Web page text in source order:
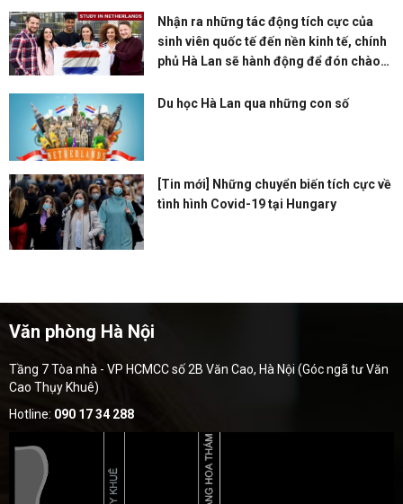
Nhận ra những tác động tích cực của
sinh viên quốc tế đến nền kinh tế, chính
phủ Hà Lan sẽ hành động để đón chào
Du học Hà Lan qua những con số
[Tin mới] Những chuyển biến tích cực về
tình hình Covid-19 tại Hungary
Văn phòng Hà Nội
Tầng 7 Tòa nhà - VP HCMCC số 2B Văn Cao, Hà Nội (Góc ngã tư Văn
Cao Thụy Khuê)
Hotline: 090 17 34 288